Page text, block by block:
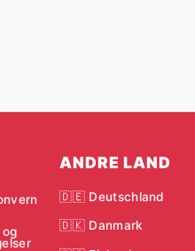
ANDRE LAND
🇩🇪 Deutschland
🇩🇰 Danmark